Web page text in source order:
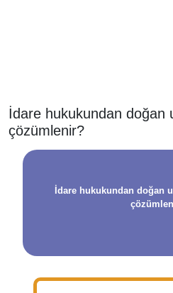
İdare hukukundan doğan
çözümlenir?
İdare hukukundan doğan